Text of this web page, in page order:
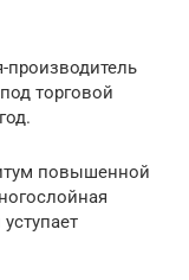
производитель
торговой
повышенной